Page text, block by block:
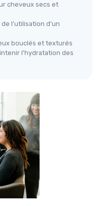
cheveux secs et
l'utilisation d'un
bouclés et texturés
l'hydratation des